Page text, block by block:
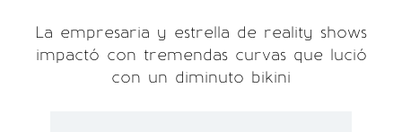
La empresaria y estrella de reality shows
impactó con tremendas curvas que lució
con un diminuto bikini